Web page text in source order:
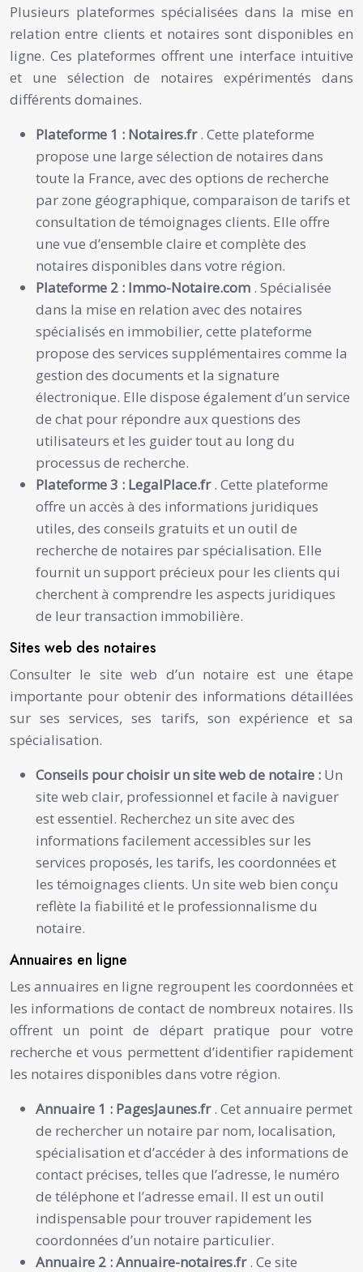
Plusieurs plateformes spécialisées dans la mise en
relation entre clients et notaires sont disponibles en
ligne. Ces plateformes offrent une interface intuitive
et une sélection de notaires expérimentés dans
différents domaines.
Plateforme 1 : Notaires.fr. Cette plateforme
propose une large sélection de notaires dans
toute la France, avec des options de recherche
par zone géographique, comparaison de tarifs et
consultation de témoignages clients. Elle offre
une vue d’ensemble claire et complète des
notaires disponibles dans votre région.
Plateforme 2 : Immo-Notaire.com . Spécialisée
dans la mise en relation avec des notaires
spécialisés en immobilier, cette plateforme
propose des services supplémentaires comme la
gestion des documents et la signature
électronique. Elle dispose également d’un service
de chat pour répondre aux questions des
utilisateurs et les guider tout au long du
processus de recherche.
Plateforme 3 : LegalPlace.fr. Cette plateforme
offre un accès à des informations juridiques
utiles, des conseils gratuits et un outil de
recherche de notaires par spécialisation. Elle
fournit un support précieux pour les clients qui
cherchent à comprendre les aspects juridiques
de leur transaction immobilière.
Sites web des notaires
Consulter le site web d’un notaire est une étape
importante pour obtenir des informations détaillées
sur ses services, ses tarifs, son expérience et sa
spécialisation.
Conseils pour choisir un site web de notaire : Un
site web clair, professionnel et facile à naviguer
est essentiel. Recherchez un site avec des
informations facilement accessibles sur les
services proposés, les tarifs, les coordonnées et
les témoignages clients. Un site web bien conçu
reflète la fiabilité et le professionnalisme du
notaire.
Annuaires en ligne
Les annuaires en ligne regroupent les coordonnées et
les informations de contact de nombreux notaires. Ils
offrent un point de départ pratique pour votre
recherche et vous permettent d’identifier rapidement
les notaires disponibles dans votre région.
Annuaire 1 : PagesJaunes.fr. Cet annuaire permet
de rechercher un notaire par nom, localisation,
spécialisation et d’accéder à des informations de
contact précises, telles que l’adresse, le numéro
de téléphone et l’adresse email. Il est un outil
indispensable pour trouver rapidement les
coordonnées d’un notaire particulier.
Annuaire 2 :Annuaire-notaires.fr. Ce site